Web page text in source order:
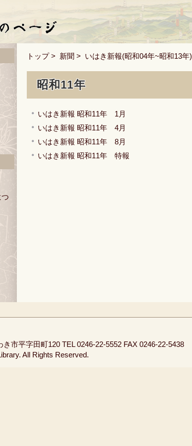
トップ> 新聞 > いはき新報(昭和04年~昭和13年)
昭和11年
いはき新報 昭和11年 1月
いはき新報 昭和11年 4月
いはき新報 昭和11年 8月
いはき新報 昭和11年 特報
き市平字田町120 TEL 0246-22-5552 FAX 0246-22-5438
All Rights Reserved.